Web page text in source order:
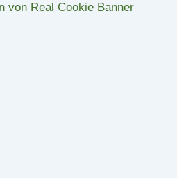
von Real Cookie Banner